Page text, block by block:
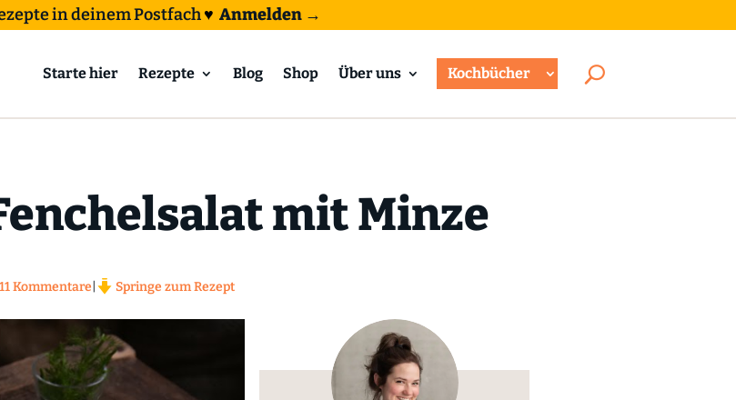
in deinem Postfach♥ Anmelden →
Starte hier Rezepte Blog Shop Über uns Kochbücher
mit Minze
Kommentare Springe zum Rezept